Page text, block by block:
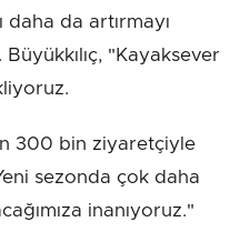
daha da artırmayı
"Kayaksever
300 bin ziyaretçiyle
sezonda çok daha
inanıyoruz."